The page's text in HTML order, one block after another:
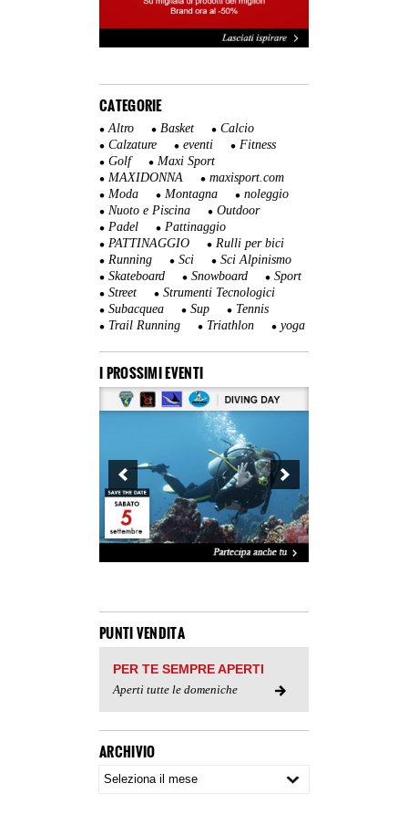
CATEGORIE
Altro Basket
Calcio
Calzature
eventi
Fitness
Golf
Maxi Sport
MAXIDONNA
maxisport.com
Moda
Montagna
noleggio
Nuoto e Piscina
Outdoor
Padel
Pattinaggio
PATTINAGGIO
Rulli per bici
Running
Sci
Sci Alpinismo
Skateboard
Snowboard
Sport
Street
Strumenti Tecnologici
Subacquea
Sup
Tennis
Trail Running
Triathlon yoga
I PROSSIMI EVENTI
PUNTI VENDITA
PER TE SEMPRE APERTI
Aperti tutte le domeniche
ARCHIVIO